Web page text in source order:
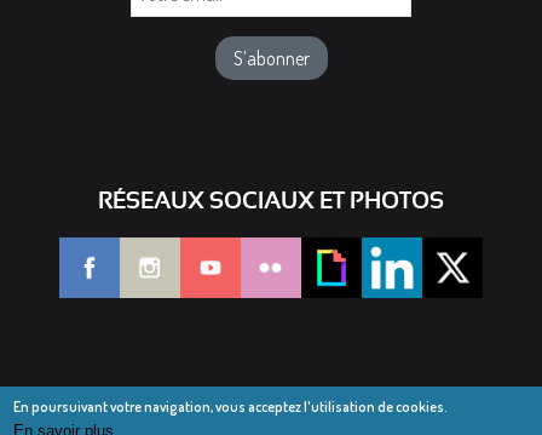
RÉSEAUX SOCIAUX ET PHOTOS
En poursuivant votre navigation, vous acceptez l'utilisation de cookies.
En savoir plus